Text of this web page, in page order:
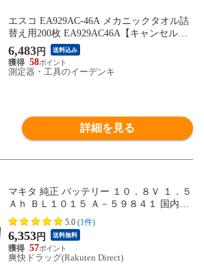
エスコ EA929AC-46A メカニックタオル詰
替え用200枚 EA929AC46A【キャンセル不
可】
6,483円 送料込み
58
測定器・工具のイーデンキ
詳細を見る
マキタ 純正 バッテリー １０．８Ｖ １．５
Ａｈ ＢＬ１０１５ Ａ－５９８４１ 国内正
規品 （１台）
5.0 (1件)
6,353円 送料無料
57
爽快ドラッグ(Rakuten Direct)